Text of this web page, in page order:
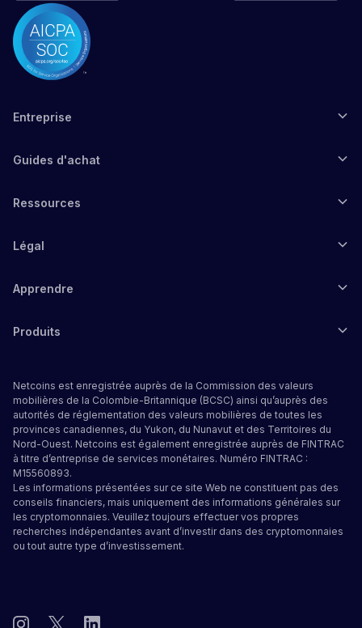
Entreprise
Guides d'achat
Ressources
Légal
Apprendre
Produits
Netcoins est enregistrée auprès de la Commission des valeurs
mobilières de la Colombie-Britannique (BCSC) ainsi qu’auprès des
autorités de réglementation des valeurs mobilières de toutes les
provinces canadiennes, du Yukon, du Nunavut et des Territoires du
Nord-Ouest. Netcoins est également enregistrée auprès de FINTRAC
à titre d’entreprise de services monétaires. Numéro FINTRAC :
M15560893.
Les informations présentées sur ce site Web ne constituent pas des
conseils financiers, mais uniquement des informations générales sur
les cryptomonnaies. Veuillez toujours effectuer vos propres
recherches indépendantes avant d’investir dans des cryptomonnaies
ou tout autre type d’investissement.